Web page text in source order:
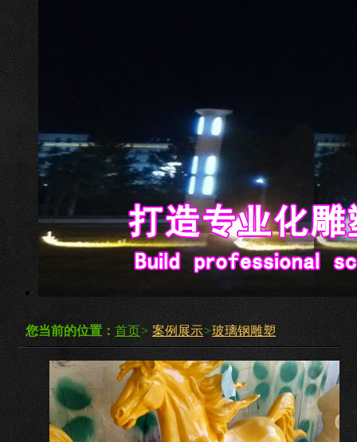
您当前的位置：首页> 案例展示>玻璃钢雕塑